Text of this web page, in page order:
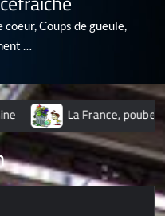
Coups de gueule,
…
La France, poubelle